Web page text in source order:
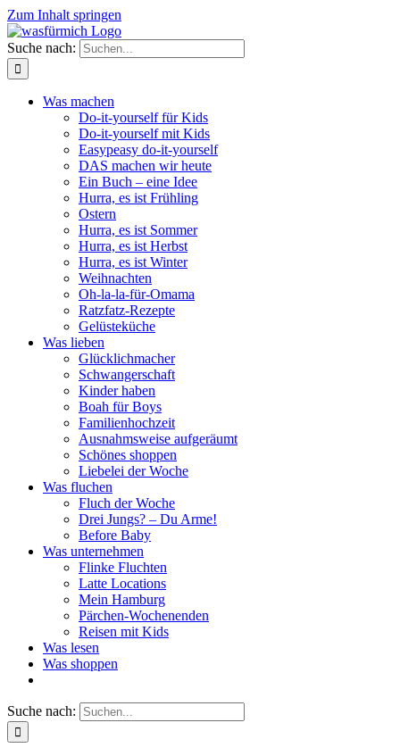
Zum Inhalt springen
Suche nach:
Was machen
Do-it-yourself für Kids
Do-it-yourself mit Kids
Easypeasy do-it-yourself
DAS machen wir heute
Ein Buch – eine Idee
Hurra, es ist Frühling
Ostern
Hurra, es ist Sommer
Hurra, es ist Herbst
Hurra, es ist Winter
Weihnachten
Oh-la-la-für-Omama
Ratzfatz-Rezepte
Gelüsteküche
Was lieben
Glücklichmacher
Schwangerschaft
Kinder haben
Boah für Boys
Familienhochzeit
Ausnahmsweise aufgeräumt
Schönes shoppen
Liebelei der Woche
Was fluchen
Fluch der Woche
Drei Jungs? – Du Arme!
Before Baby
Was unternehmen
Flinke Fluchten
Latte Locations
Mein Hamburg
Pärchen-Wochenenden
Reisen mit Kids
Was lesen
Was shoppen
Suche nach: